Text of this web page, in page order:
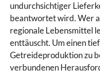
undurchsichtiger
beantwortet wird. Wer
regionale Lebensmittel
enttäuscht. Um einen
Getreideproduktion zu
verbundenen